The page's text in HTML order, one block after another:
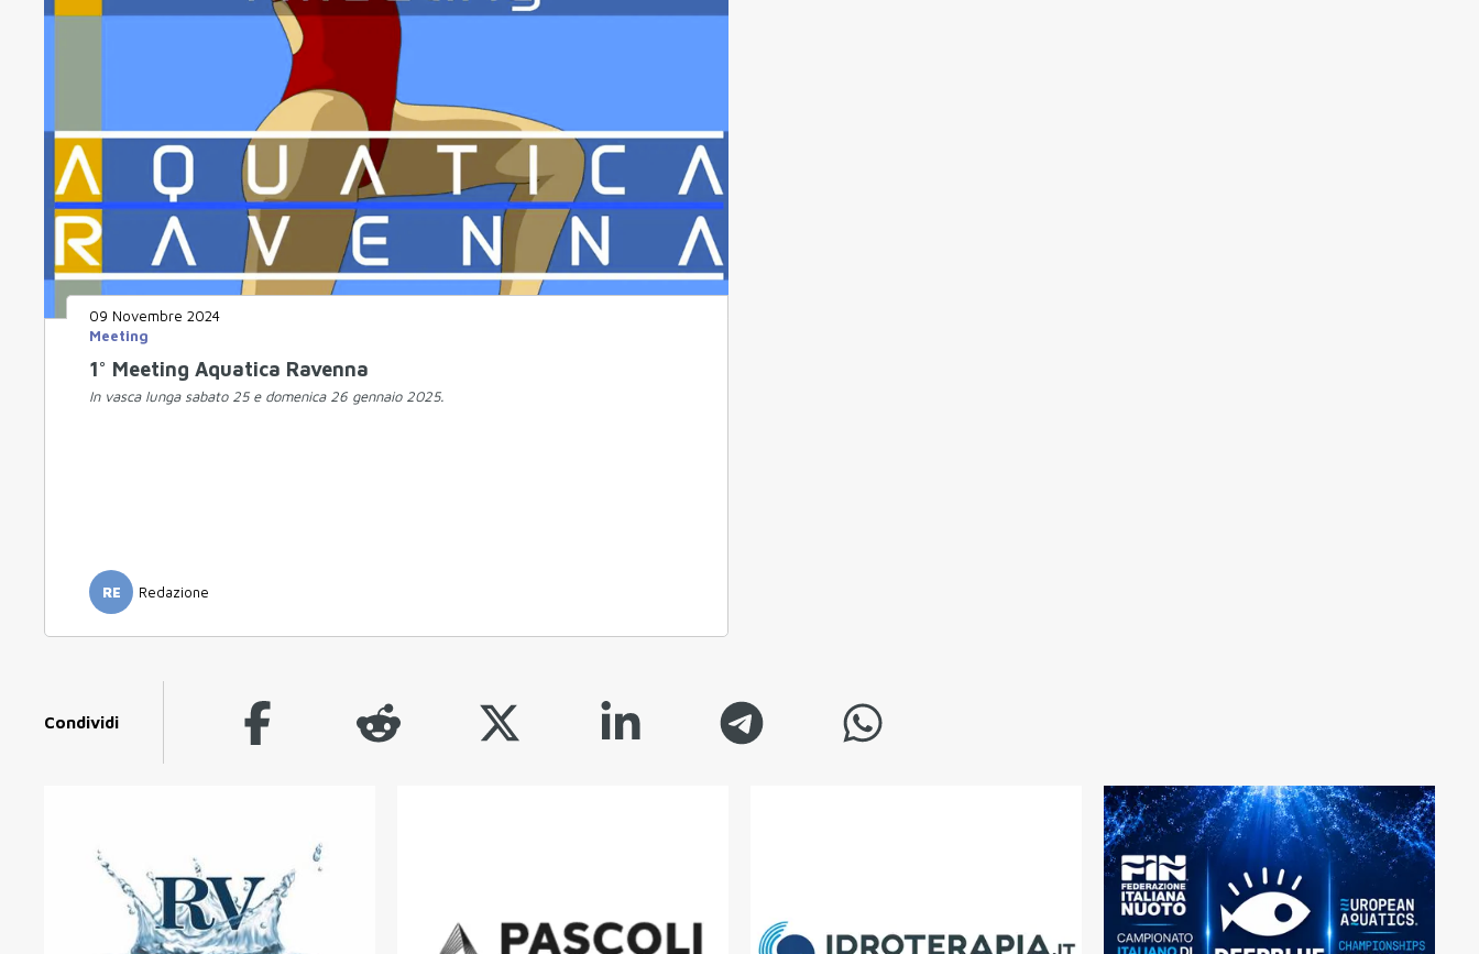
09 Novembre 2024
Meeting
1° Meeting Aquatica Ravenna
In vasca lunga sabato 25 e domenica 26 gennaio 2025.
RE Redazione
Condividi